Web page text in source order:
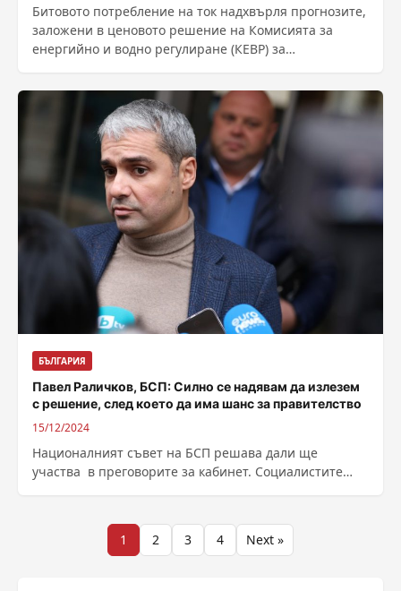
Битовото потребление на ток надхвърля прогнозите,
заложени в ценовото решение на Комисията за
енергийно и водно регулиране (КЕВР) за
БЪЛГАРИЯ
Павел Раличков, БСП: Силно се надявам да излезем
с решение, след което да има шанс за правителство
15/12/2024
Националният съвет на БСП решава дали ще
участва в преговорите за кабинет. Социалистите
Разделяне1 2 3 4 Next »